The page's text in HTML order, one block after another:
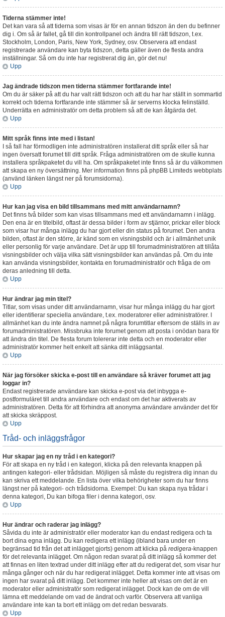
Tiderna stämmer inte!
Det kan vara så att tiderna som visas är för en annan tidszon än den du befinner
dig i. Om så är fallet, gå till din kontrollpanel och ändra till rätt tidszon, t.ex.
Stockholm, London, Paris, New York, Sydney, osv. Observera att endast
registrerade användare kan byta tidszon, detta gäller även de flesta andra
inställningar. Så om du inte har registrerat dig än, gör det nu!
Upp
Jag ändrade tidszon men tiderna stämmer fortfarande inte!
Om du är säker på att du har valt rätt tidszon och att du har har ställt in sommartid
korrekt och tiderna fortfarande inte stämmer så är serverns klocka felinställd.
Underrätta en administratör om detta problem så att de kan åtgärda det.
Upp
Mitt språk finns inte med i listan!
I så fall har förmodligen inte administratören installerat ditt språk eller så har
ingen översatt forumet till ditt språk. Fråga administratören om de skulle kunna
installera språkpaketet du vill ha. Om språkpaketet inte finns så är du välkommen
att skapa en ny översättning. Mer information finns på phpBB Limiteds webbplats
(använd länken längst ner på forumsidorna).
Upp
Hur kan jag visa en bild tillsammans med mitt användarnamn?
Det finns två bilder som kan visas tillsammans med ett användarnamn i inlägg.
Den ena är en titelbild, oftast är dessa bilder i form av stjärnor, prickar eller block
som visar hur många inlägg du har gjort eller din status på forumet. Den andra
bilden, oftast är den större, är känd som en visningsbild och är i allmänhet unik
eller personlig för varje användare. Det är upp till forumadministratören att tillåta
visningsbilder och välja vilka sätt visningsbilder kan användas på. Om du inte
kan använda visningsbilder, kontakta en forumadministratör och fråga de om
deras anledning till detta.
Upp
Hur ändrar jag min titel?
Titlar, som visas under ditt användarnamn, visar hur många inlägg du har gjort
eller identifierar speciella användare, t.ex. moderatorer eller administratörer. I
allmänhet kan du inte ändra namnet på några forumtitlar eftersom de ställs in av
forumadministratören. Missbruka inte forumet genom att posta i onödan bara för
att ändra din titel. De flesta forum tolererar inte detta och en moderator eller
administratör kommer helt enkelt att sänka ditt inläggsantal.
Upp
När jag försöker skicka e-post till en användare så kräver forumet att jag
loggar in?
Endast registrerade användare kan skicka e-post via det inbygga e-
postformuläret till andra användare och endast om det har aktiverats av
administratören. Detta för att förhindra att anonyma användare använder det för
att skicka skräppost.
Upp
Tråd- och inläggsfrågor
Hur skapar jag en ny tråd i en kategori?
För att skapa en ny tråd i en kategori, klicka på den relevanta knappen på
antingen kategori- eller trådsidan. Möjligen så måste du registrera dig innan du
kan skriva ett meddelande. En lista över vilka behörigheter som du har finns
längst ner på kategori- och trådsidorna. Exempel: Du kan skapa nya trådar i
denna kategori, Du kan bifoga filer i denna kategori, osv.
Upp
Hur ändrar och raderar jag inlägg?
Såvida du inte är administratör eller moderator kan du endast redigera och ta
bort dina egna inlägg. Du kan redigera ett inlägg (ibland bara under en
begränsad tid från det att inlägget gjorts) genom att klicka på redigera-knappen
för det relevanta inlägget. Om någon redan svarat på ditt inlägg så kommer det
att finnas en liten textrad under ditt inlägg efter att du redigerat det, som visar hur
många gånger och när du har redigerat inlägget. Detta kommer inte att visas om
ingen har svarat på ditt inlägg. Det kommer inte heller att visas om det är en
moderator eller administratör som redigerat inlägget. Dock kan de om de vill
lämna ett meddelande om vad de ändrat och varför. Observera att vanliga
användare inte kan ta bort ett inlägg om det redan besvarats.
Upp